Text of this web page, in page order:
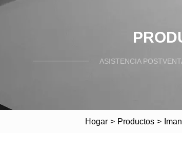
ASISTENCIA
Hogar > Productos >